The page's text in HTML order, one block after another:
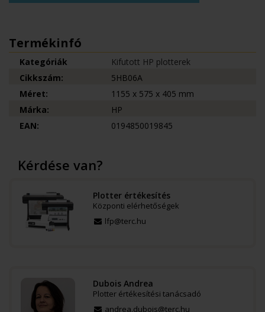
Termékinfó
Kategóriák
Kifutott HP plotterek
Cikkszám:
5HB06A
Méret:
1155 x 575 x 405 mm
Márka:
HP
EAN:
0194850019845
Kérdése van?
Plotter értékesítés
Központi elérhetőségek
lfp@terc.hu
Dubois Andrea
Plotter értékesítési tanácsadó
andrea.dubois@terc.hu